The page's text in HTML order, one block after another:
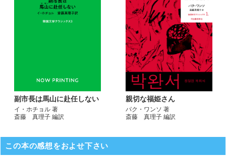
副市長は馬山に赴任しない
イ・ホチョル 著
斎藤 真理子 編訳
親切な福姫さん
パク・ワンソ 著
斎藤 真理子 編訳
この本の感想をおよせ下さい